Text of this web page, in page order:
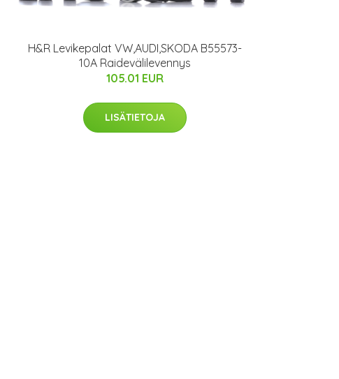
H&R Levikepalat VW,AUDI,SKODA B55573-
10A Raidevälilevennys
105.01 EUR
LISÄTIETOJA